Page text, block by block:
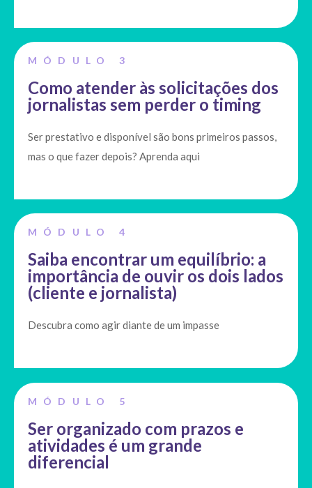
MÓDULO 3
Como atender às solicitações dos
jornalistas sem perder o timing
Ser prestativo e disponível são bons primeiros passos,
mas o que fazer depois? Aprenda aqui
MÓDULO 4
Saiba encontrar um equilíbrio: a
importância de ouvir os dois lados
(cliente e jornalista)
Descubra como agir diante de um impasse
MÓDULO 5
Ser organizado com prazos e
atividades é um grande
diferencial